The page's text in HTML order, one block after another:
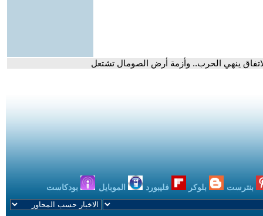
ينهي الحرب.. وأزمة أرض الصومال تشتعل
بنترست بلوكر فليبورد الموبايل بودكاست